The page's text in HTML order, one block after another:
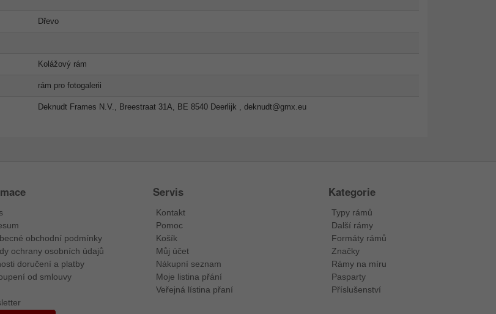
Dřevo
Kolážový rám
rám pro fotogalerii
Deknudt Frames N.V., Breestraat 31A, BE 8540 Deerlijk , deknudt@gmx.eu
obchodní podmínky
ochrany osobních údajů
doručení a platby
od smlouvy
Servis
Kontakt
Pomoc
Košík
Můj účet
Nákupní seznam
Moje listina přání
Veřejná lístina přaní
Kategorie
Typy rámů
Další rámy
Formáty rámů
Značky
Rámy na míru
Pasparty
Příslušenství